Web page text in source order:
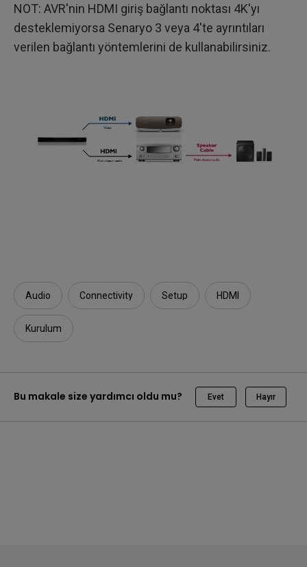
NOT: AVR'nin HDMI giriş bağlantı noktası 4K'yı
desteklemiyorsa Senaryo 3 veya 4'te ayrıntıları
verilen bağlantı yöntemlerini de kullanabilirsiniz.
Audio Connectivity Setup HDMI
Kurulum
Bu makale size yardımcı oldu mu? Evet Hayır